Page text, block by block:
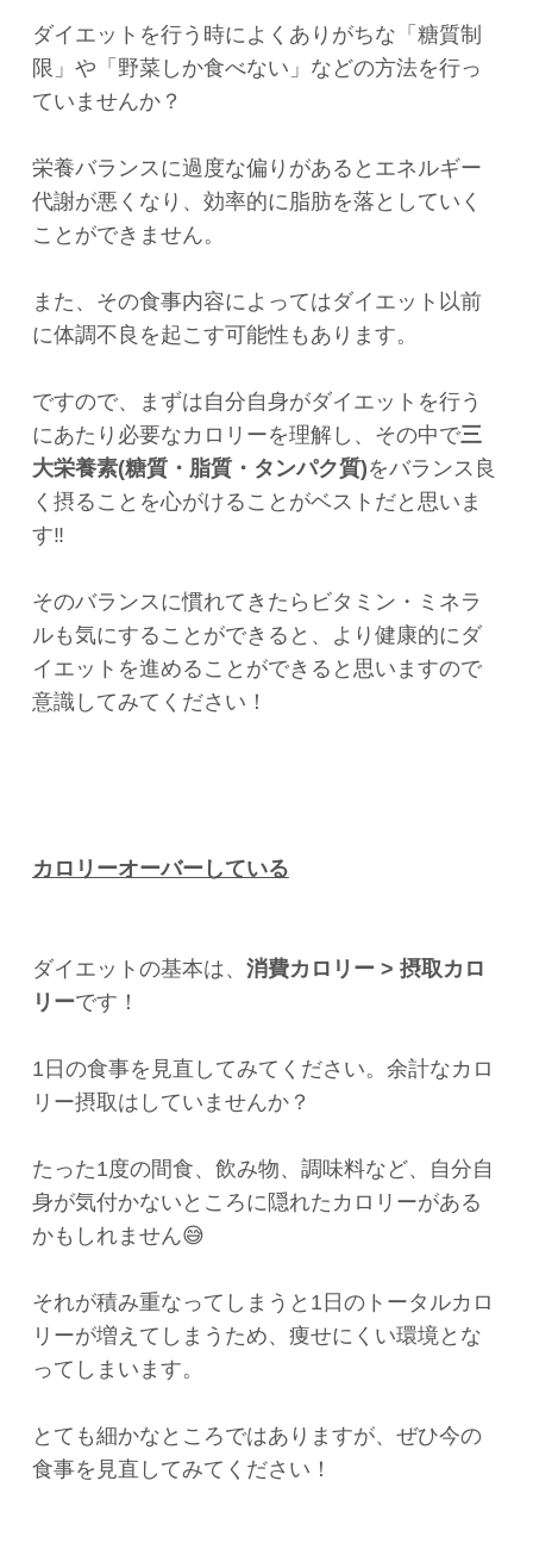
ダイエットを行う時によくありがちな「糖質制
限」や「野菜しか食べない」などの方法を行っ
ていませんか？
栄養バランスに過度な偏りがあるとエネルギー
代謝が悪くなり、効率的に脂肪を落としていく
ことができません。
また、その食事内容によってはダイエット以前
に体調不良を起こす可能性もあります。
ですので、まずは自分自身がダイエットを行う
にあたり必要なカロリーを理解し、その中で三
大栄養素(糖質・脂質・タンパク質)をバランス良
く摂ることを心がけることがベストだと思いま
す‼️
そのバランスに慣れてきたらビタミン・ミネラ
ルも気にすることができると、より健康的にダ
イエットを進めることができると思いますので
意識してみてください！
カロリーオーバーしている
ダイエットの基本は、 消費カロリー > 摂取カロ
リーです！
1日の食事を見直してみてください。余計なカロ
リー摂取はしていませんか？
たった1度の間食、飲み物、調味料など、自分自
身が気付かないところに隠れたカロリーがある
かもしれません😅
それが積み重なってしまうと1日のトータルカロ
リーが増えてしまうため、痩せにくい環境とな
ってしまいます。
とても細かなところではありますが、ぜひ今の
食事を見直してみてください！